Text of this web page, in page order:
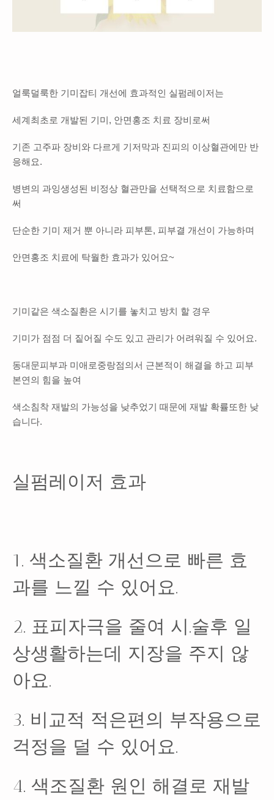
얼룩덜룩한 기미잡티 개선에 효과적인 실펌레이저는
세계최초로 개발된 기미, 안면홍조 치료 장비로써
기존 고주파 장비와 다르게 기저막과 진피의 이상혈관에만 반
응해요.
병변의 과잉생성된 비정상 혈관만을 선택적으로 치료함으로
써
단순한 기미 제거 뿐 아니라 피부톤, 피부결 개선이 가능하며
안면홍조 치료에 탁월한 효과가 있어요~
기미같은 색소질환은 시기를 놓치고 방치 할 경우
기미가 점점 더 짙어질 수도 있고 관리가 어려워질 수 있어요.
동대문피부과 미애로중랑점의서 근본적이 해결을 하고 피부
본연의 힘을 높여
색소침착 재발의 가능성을 낮추었기 때문에 재발 확률또한 낮
습니다.
실펌레이저 효과
1. 색소질환 개선으로 빠른 효
과를 느낄 수 있어요.
2. 표피자극을 줄여 시.술후 일
상생활하는데 지장을 주지 않
아요.
3. 비교적 적은편의 부작용으로
걱정을 덜 수 있어요.
4. 색조질환 원인 해결로 재발